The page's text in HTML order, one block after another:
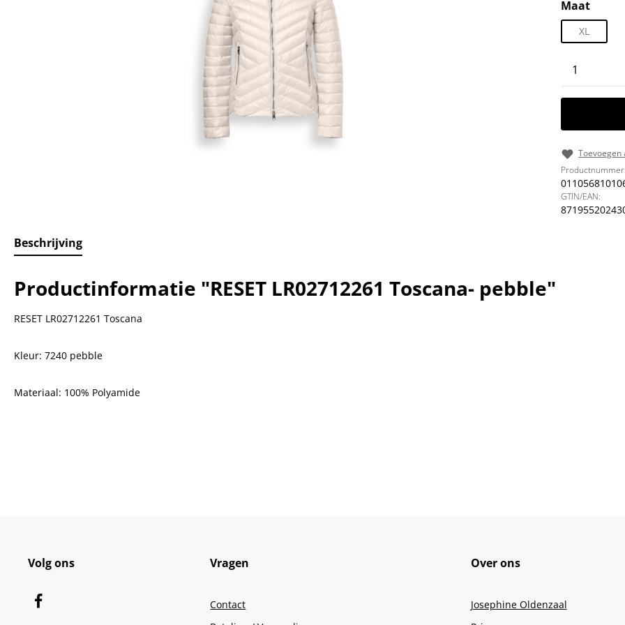
Selecteer
Maat
XL
Toevoegen
Productnummer:
GTIN/EAN:
Beschrijving
Productinformatie "RESET LR02712261 Toscana- pebble"
RESET LR02712261 Toscana
Kleur: 7240 pebble
Materiaal: 100% Polyamide
Volg ons Vragen
Contact
Over ons
Josephine Oldenzaal